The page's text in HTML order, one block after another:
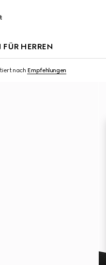
FÜR HERREN
nach Empfehlungen